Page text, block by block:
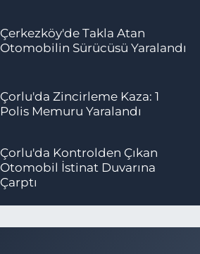
Çerkezköy'de Takla Atan
Otomobilin Sürücüsü Yaralandı
Çorlu'da Zincirleme Kaza: 1
Polis Memuru Yaralandı
Çorlu'da Kontrolden Çıkan
Otomobil İstinat Duvarına
Çarptı